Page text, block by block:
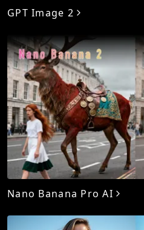
GPT Image 2
Nano Banana Pro AI